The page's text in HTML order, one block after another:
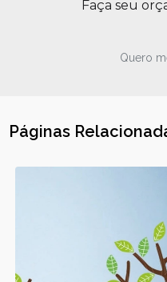
Faça seu
Quero
Páginas